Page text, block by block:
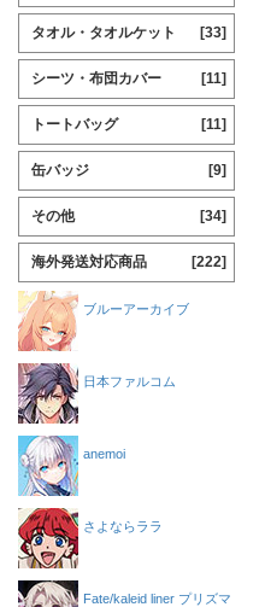
タオル・タオルケット [33]
シーツ・布団カバー [11]
トートバッグ [11]
缶バッジ [9]
その他 [34]
海外発送対応商品 [222]
ブルーアーカイブ
日本ファルコム
anemoi
さよならララ
Fate/kaleid liner プリズマ